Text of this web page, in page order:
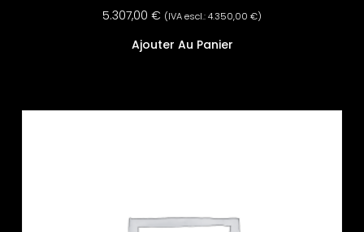
5.307,00 € (IVA escl.:4.350,00 €)
Ajouter Au Panier